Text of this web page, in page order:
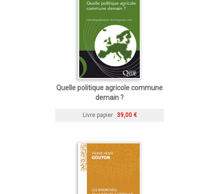
Quelle politique agricole commune
demain ?
Livre papier 39,00 €